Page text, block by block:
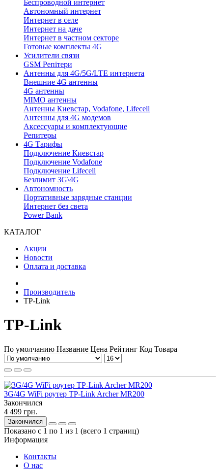
Беспроводной интернет
Автономный интернет
Интернет в селе
Интернет на даче
Интернет в частном секторе
Готовые комплекты 4G
Усилители связи
GSM Репітери
Антенны для 4G/5G/LTE интернета
Внешние 4G антенны
4G антенны
MIMO антенны
Антенны Киевстар, Vodafone, Lifecell
Антенны для 4G модемов
Аксессуары и комплектующие
Репитеры
4G Тарифы
Подключение Киевстар
Подключение Vodafone
Подключение Lifecell
Безлимит 3G\4G
Автономность
Портативные зарядные станции
Интернет без света
Power Bank
КАТАЛОГ
Акции
Новости
Оплата и доставка
Производитель
TP-Link
TP-Link
По умолчанию Название Цена Рейтинг Код Товара
3G/4G WiFi роутер TP-Link Archer MR200
Закончился
4 499 грн.
Закончился
Показано с 1 по 1 из 1 (всего 1 страниц)
Информация
Контакты
О нас